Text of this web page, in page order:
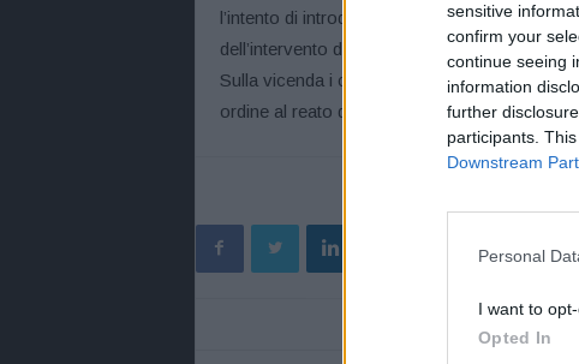
sensitive
confirm your
continue seeing
information
further
participants.
Downstream
Personal
I want to
Opted In
l’intento di introdursi all’interno dei locali che
dell’intervento dei titolari che abitando
Sulla vicenda i carabinieri della tenenza di
ordine al reato di furto aggravato.